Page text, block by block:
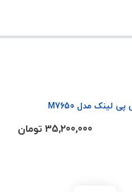
35,200,000 تومان